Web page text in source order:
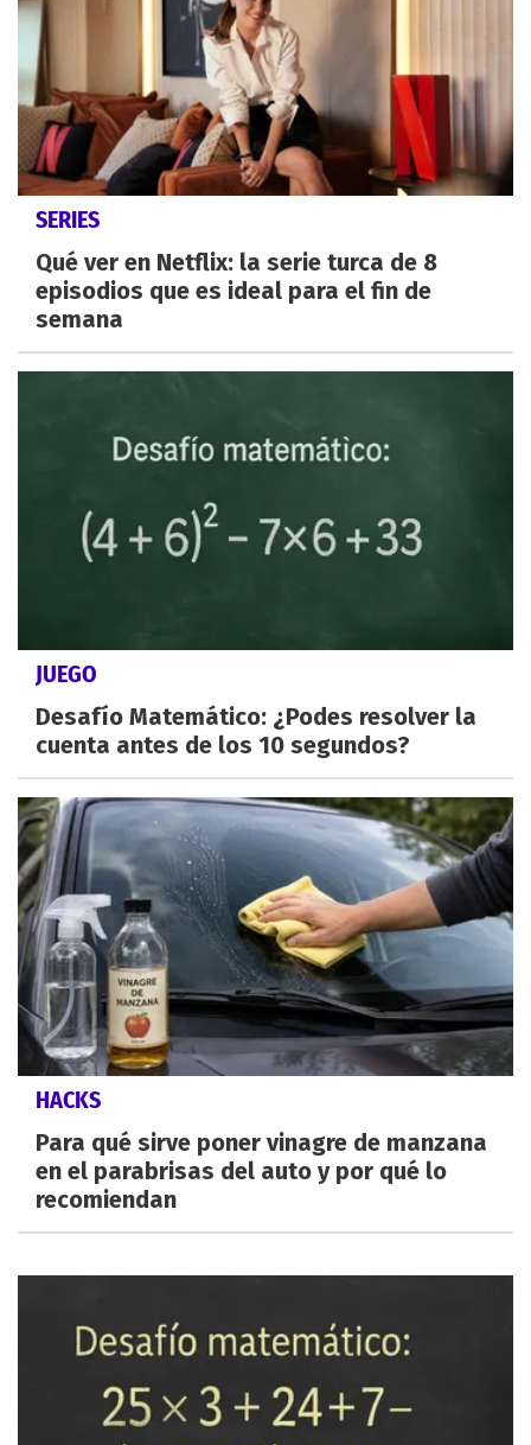
SERIES
Qué ver en Netflix: la serie turca de 8
episodios que es ideal para el fin de
semana
JUEGO
Desafío Matemático: ¿Podes resolver la
cuenta antes de los 10 segundos?
HACKS
Para qué sirve poner vinagre de manzana
en el parabrisas del auto y por qué lo
recomiendan